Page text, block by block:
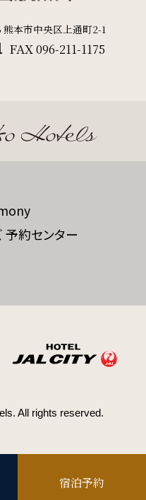
宿泊予約
本市中央区上通町2-1
FAX096-211-1175
予約センター
All rights reserved.